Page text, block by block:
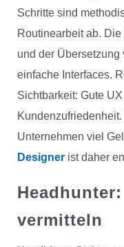
Schritte sind
Routinearbeit ab.
und der
einfache Interfaces.
Sichtbarkeit: Gute
Unternehmen viel
Designerist daher
Headhunter:
vermitteln